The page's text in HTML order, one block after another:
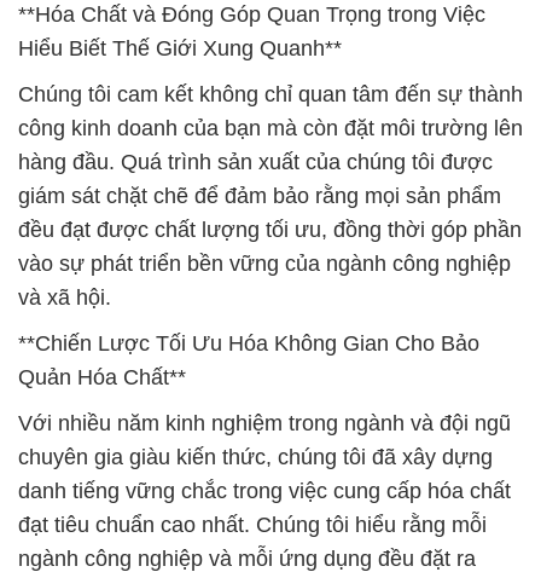
**Hóa Chất và Đóng Góp Quan Trọng trong Việc
Hiểu Biết Thế Giới Xung Quanh**
Chúng tôi cam kết không chỉ quan tâm đến sự thành
công kinh doanh của bạn mà còn đặt môi trường lên
hàng đầu. Quá trình sản xuất của chúng tôi được
giám sát chặt chẽ để đảm bảo rằng mọi sản phẩm
đều đạt được chất lượng tối ưu, đồng thời góp phần
vào sự phát triển bền vững của ngành công nghiệp
và xã hội.
**Chiến Lược Tối Ưu Hóa Không Gian Cho Bảo
Quản Hóa Chất**
Với nhiều năm kinh nghiệm trong ngành và đội ngũ
chuyên gia giàu kiến thức, chúng tôi đã xây dựng
danh tiếng vững chắc trong việc cung cấp hóa chất
đạt tiêu chuẩn cao nhất. Chúng tôi hiểu rằng mỗi
ngành công nghiệp và mỗi ứng dụng đều đặt ra